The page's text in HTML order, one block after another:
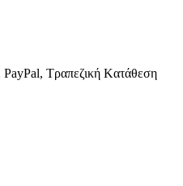
Τραπεζική Kατάθεση